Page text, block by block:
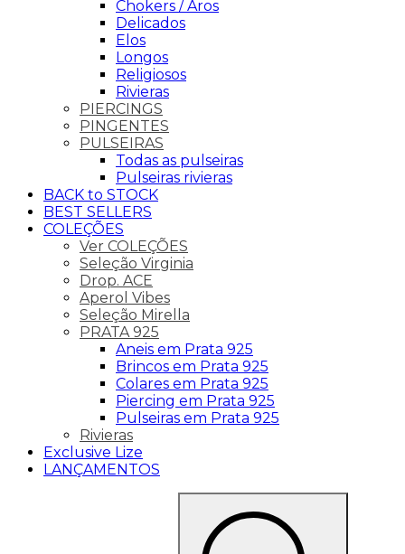
Chokers / Aros
Delicados
Elos
Longos
Religiosos
Rivieras
PIERCINGS
PINGENTES
PULSEIRAS
Todas as pulseiras
Pulseiras rivieras
BACK to STOCK
BEST SELLERS
COLEÇÕES
Ver COLEÇÕES
Seleção Virginia
Drop. ACE
Aperol Vibes
Seleção Mirella
PRATA 925
Aneis em Prata 925
Brincos em Prata 925
Colares em Prata 925
Piercing em Prata 925
Pulseiras em Prata 925
Rivieras
Exclusive Lize
LANÇAMENTOS